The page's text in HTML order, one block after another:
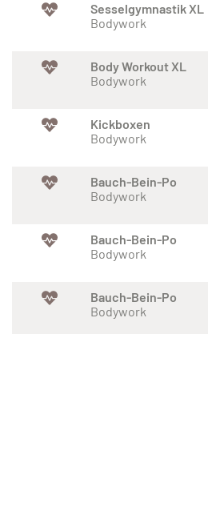
Sesselgymnastik XL
Bodywork
Body Workout XL
Bodywork
Kickboxen
Bodywork
Bauch-Bein-Po
Bodywork
Bauch-Bein-Po
Bodywork
Bauch-Bein-Po
Bodywork